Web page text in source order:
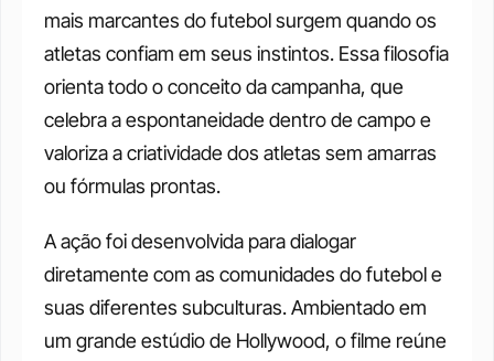
mais marcantes do futebol surgem quando os
atletas confiam em seus instintos. Essa filosofia
orienta todo o conceito da campanha, que
celebra a espontaneidade dentro de campo e
valoriza a criatividade dos atletas sem amarras
ou fórmulas prontas.
A ação foi desenvolvida para dialogar
diretamente com as comunidades do futebol e
suas diferentes subculturas. Ambientado em
um grande estúdio de Hollywood, o filme reúne